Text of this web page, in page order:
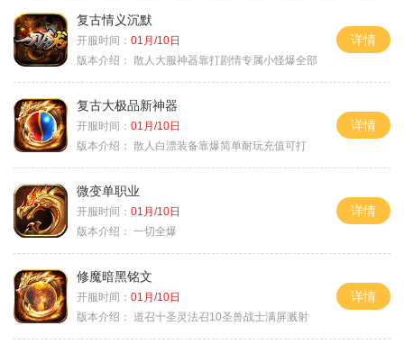
复古情义沉默
开服时间： 01月/10日
版本介绍： 散人大服神器靠打剧情专属小怪爆全部
详情
复古大极品新神器
开服时间： 01月/10日
版本介绍： 散人白漂装备靠爆简单耐玩充值可打
详情
微变单职业
开服时间： 01月/10日
版本介绍： 一切全爆
详情
修魔暗黑铭文
开服时间： 01月/10日
版本介绍： 道召十圣灵法召10圣兽战士满屏溅射
详情